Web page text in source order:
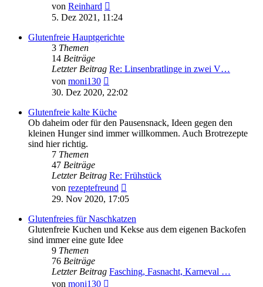
von Reinhard
Beitrag
5. Dez 2021, 11:24
Glutenfreie Hauptgerichte
3 Themen
14 Beiträge
Letzter Beitrag Re: Linsenbratlinge in zwei V…
von moni130
Beitrag
30. Dez 2020, 22:02
Glutenfreie kalte Küche
Ob daheim oder für den Pausensnack, Ideen gegen den
kleinen Hunger sind immer willkommen. Auch Brotrezepte
sind hier richtig.
7 Themen
47 Beiträge
Letzter Beitrag Re: Frühstück
von rezeptefreund
Beitrag
29. Nov 2020, 17:05
Glutenfreies für Naschkatzen
Glutenfreie Kuchen und Kekse aus dem eigenen Backofen
sind immer eine gute Idee
9 Themen
76 Beiträge
Letzter Beitrag Fasching, Fasnacht, Karneval …
von moni130